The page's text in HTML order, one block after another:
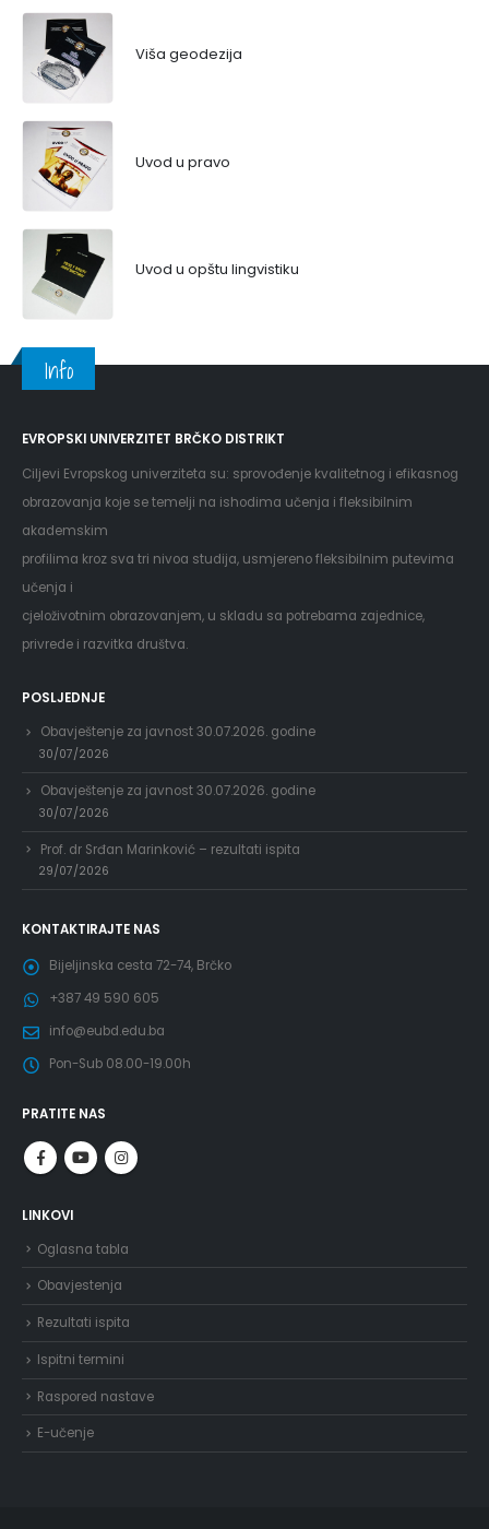
Viša geodezija
Uvod u pravo
Uvod u opštu lingvistiku
Info
EVROPSKI UNIVERZITET BRČKO DISTRIKT
Ciljevi Evropskog univerziteta su: sprovođenje kvalitetnog i efikasnog
obrazovanja koje se temelji na ishodima učenja i fleksibilnim
akademskim
profilima kroz sva tri nivoa studija, usmjereno fleksibilnim putevima
učenja i
cjeloživotnim obrazovanjem, u skladu sa potrebama zajednice,
privrede i razvitka društva.
POSLJEDNJE
Obavještenje za javnost 30.07.2026. godine
30/07/2026
Obavještenje za javnost 30.07.2026. godine
30/07/2026
Prof. dr Srđan Marinković – rezultati ispita
29/07/2026
KONTAKTIRAJTE NAS
Bijeljinska cesta 72-74, Brčko
+387 49 590 605
info@eubd.edu.ba
Pon-Sub 08.00-19.00h
PRATITE NAS
LINKOVI
Oglasna tabla
Obavjestenja
Rezultati ispita
Ispitni termini
Raspored nastave
E-učenje